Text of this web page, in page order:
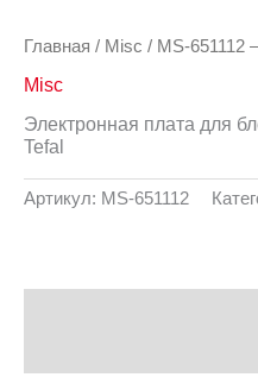
Главная / Misc / MS-651112
Misc
Электронная плата для
Tefal
Артикул: MS-651112